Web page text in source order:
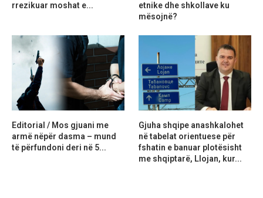
rrezikuar moshat e...
etnike dhe shkollave ku
mësojnë?
Editorial / Mos gjuani me
armë nëpër dasma – mund
të përfundoni deri në 5...
Gjuha shqipe anashkalohet
në tabelat orientuese për
fshatin e banuar plotësisht
me shqiptarë, Llojan, kur...